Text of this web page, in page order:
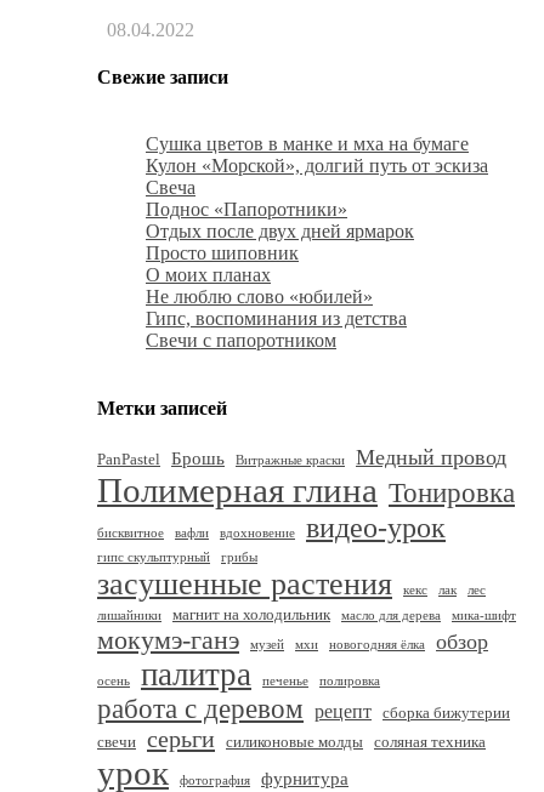
08.04.2022
Свежие записи
Сушка цветов в манке и мха на бумаге
Кулон «Морской», долгий путь от эскиза
Свеча
Поднос «Папоротники»
Отдых после двух дней ярмарок
Просто шиповник
О моих планах
Не люблю слово «юбилей»
Гипс, воспоминания из детства
Свечи с папоротником
Метки записей
PanPastel Брошь Витражные краски Медный провод
Полимерная глина Тонировка
бисквитное вафли вдохновение видео-урок
гипс скульптурный грибы
засушенные растения кекс лак
лес
лишайники
магнит на холодильник масло для дерева мика-шифт
мокумэ-ганэ музей мхи новогодняя ёлка обзор
осень палитра печенье полировка
работа с деревом рецепт сборка бижутерии
свечи серьги силиконовые молды соляная техника
урок фотография фурнитура